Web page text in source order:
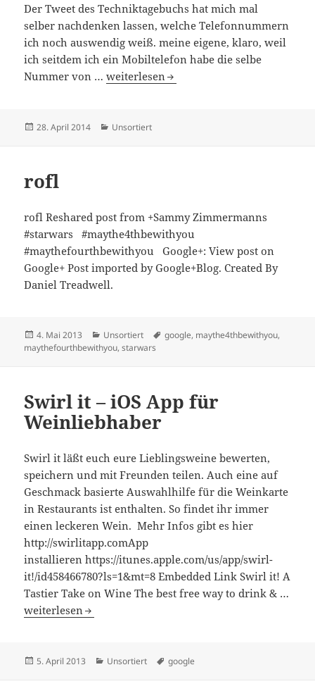
Der Tweet des Techniktagebuchs hat mich mal
selber nachdenken lassen, welche Telefonnummern
ich noch auswendig weiß. meine eigene, klaro, weil
ich seitdem ich ein Mobiltelefon habe die selbe
Nummer von …Telefonnummern die man auswendig
weiterlesen
Veröffentlicht
28. April 2014 Kategorien
Unsortiert
rofl
rofl Reshared post from +Sammy Zimmermanns
#starwars #maythe4thbewithyou
#maythefourthbewithyou Google+: View post on
Google+ Post imported by Google+Blog. Created By
Daniel Treadwell.
Veröffentlicht
am
4. Mai 2013 Kategorien
Unsortiert Schlagwörter
google, maythe4thbewithyou,
maythefourthbewithyou,starwars
Swirl it – iOS App für
Weinliebhaber
Swirl it läßt euch eure Lieblingsweine bewerten,
speichern und mit Freunden teilen. Auch eine auf
Geschmack basierte Auswahlhilfe für die Weinkarte
in Restaurants ist enthalten. So findet ihr immer
einen leckeren Wein. Mehr Infos gibt es hier
http://swirlitapp.comApp
installieren https://itunes.apple.com/us/app/swirl-
it!/id458466780?ls=1&mt=8 Embedded Link Swirl it! A
Tastier Take on Wine The best free way to drink & …
Swirl it – iOS App für Weinliebhaber
weiterlesen
Veröffentlicht
5. April 2013 Kategorien
Unsortiert Schlagwörter
google